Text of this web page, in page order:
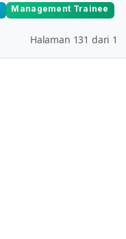
Management Trainee
Halaman 131 dari 1